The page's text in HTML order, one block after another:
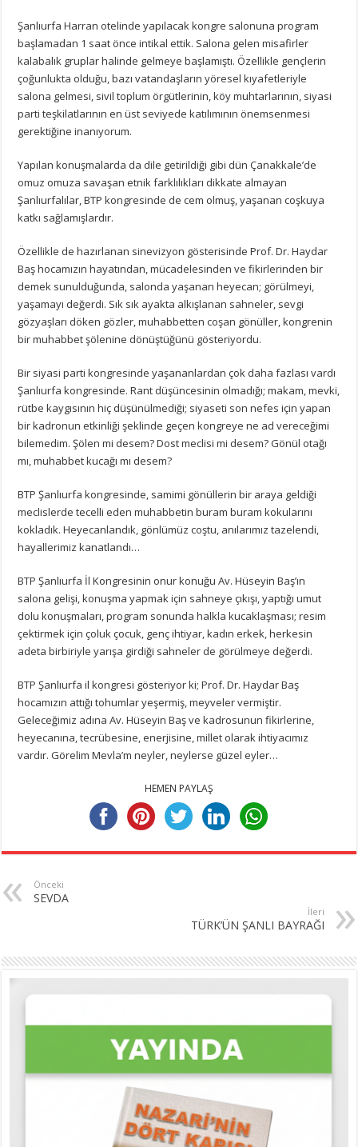
Şanlıurfa Harran otelinde yapılacak kongre salonuna program
başlamadan 1 saat önce intikal ettik. Salona gelen misafirler
kalabalık gruplar halinde gelmeye başlamıştı. Özellikle gençlerin
çoğunlukta olduğu, bazı vatandaşların yöresel kıyafetleriyle
salona gelmesi, sivil toplum örgütlerinin, köy muhtarlarının, siyasi
parti teşkilatlarının en üst seviyede katılımının önemsenmesi
gerektiğine inanıyorum.
Yapılan konuşmalarda da dile getirildiği gibi dün Çanakkale’de
omuz omuza savaşan etnik farklılıkları dikkate almayan
Şanlıurfalılar, BTP kongresinde de cem olmuş, yaşanan coşkuya
katkı sağlamışlardır.
Özellikle de hazırlanan sinevizyon gösterisinde Prof. Dr. Haydar
Baş hocamızın hayatından, mücadelesinden ve fikirlerinden bir
demek sunulduğunda, salonda yaşanan heyecan; görülmeyi,
yaşamayı değerdi. Sık sık ayakta alkışlanan sahneler, sevgi
gözyaşları döken gözler, muhabbetten coşan gönüller, kongrenin
bir muhabbet şölenine dönüştüğünü gösteriyordu.
Bir siyasi parti kongresinde yaşananlardan çok daha fazlası vardı
Şanlıurfa kongresinde. Rant düşüncesinin olmadığı; makam, mevki,
rütbe kaygısının hiç düşünülmediği; siyaseti son nefes için yapan
bir kadronun etkinliği şeklinde geçen kongreye ne ad vereceğimi
bilemedim. Şölen mi desem? Dost meclisi mi desem? Gönül otağı
mı, muhabbet kucağı mı desem?
BTP Şanlıurfa kongresinde, samimi gönüllerin bir araya geldiği
meclislerde tecelli eden muhabbetin buram buram kokularını
kokladık. Heyecanlandık, gönlümüz coştu, anılarımız tazelendi,
hayallerimiz kanatlandı…
BTP Şanlıurfa İl Kongresinin onur konuğu Av. Hüseyin Baş’ın
salona gelişi, konuşma yapmak için sahneye çıkışı, yaptığı umut
dolu konuşmaları, program sonunda halkla kucaklaşması; resim
çektirmek için çoluk çocuk, genç ihtiyar, kadın erkek, herkesin
adeta birbiriyle yarışa girdiği sahneler de görülmeye değerdi.
BTP Şanlıurfa il kongresi gösteriyor ki; Prof. Dr. Haydar Baş
hocamızın attığı tohumlar yeşermiş, meyveler vermiştir.
Geleceğimiz adına Av. Hüseyin Baş ve kadrosunun fikirlerine,
heyecanına, tecrübesine, enerjisine, millet olarak ihtiyacımız
vardır. Görelim Mevla’m neyler, neylerse güzel eyler…
HEMEN PAYLAŞ
Önceki
SEVDA
İleri
TÜRK’ÜN ŞANLI BAYRAĞI